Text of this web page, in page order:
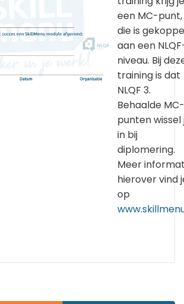
een MC-punt,
die is
aan een
niveau. Bij
training is dat
NLQF 3.
Behaalde MC-
punten wissel
in bij
diplomering.
Meer
hierover vind
op